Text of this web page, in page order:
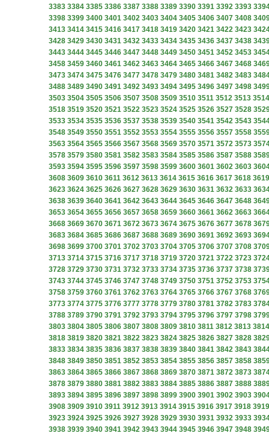
3383 3384 3385 3386 3387 3388 3389 3390 3391 3392 3393
3398 3399 3400 3401 3402 3403 3404 3405 3406 3407 3408
3413 3414 3415 3416 3417 3418 3419 3420 3421 3422 3423
3428 3429 3430 3431 3432 3433 3434 3435 3436 3437 3438
3443 3444 3445 3446 3447 3448 3449 3450 3451 3452 3453
3458 3459 3460 3461 3462 3463 3464 3465 3466 3467 3468
3473 3474 3475 3476 3477 3478 3479 3480 3481 3482 3483
3488 3489 3490 3491 3492 3493 3494 3495 3496 3497 3498
3503 3504 3505 3506 3507 3508 3509 3510 3511 3512 3513 3514
3518 3519 3520 3521 3522 3523 3524 3525 3526 3527 3528
3533 3534 3535 3536 3537 3538 3539 3540 3541 3542 3543
3548 3549 3550 3551 3552 3553 3554 3555 3556 3557 3558
3563 3564 3565 3566 3567 3568 3569 3570 3571 3572 3573
3578 3579 3580 3581 3582 3583 3584 3585 3586 3587 3588
3593 3594 3595 3596 3597 3598 3599 3600 3601 3602 3603
3608 3609 3610 3611 3612 3613 3614 3615 3616 3617 3618 3619
3623 3624 3625 3626 3627 3628 3629 3630 3631 3632 3633
3638 3639 3640 3641 3642 3643 3644 3645 3646 3647 3648
3653 3654 3655 3656 3657 3658 3659 3660 3661 3662 3663
3668 3669 3670 3671 3672 3673 3674 3675 3676 3677 3678
3683 3684 3685 3686 3687 3688 3689 3690 3691 3692 3693
3698 3699 3700 3701 3702 3703 3704 3705 3706 3707 3708
3713 3714 3715 3716 3717 3718 3719 3720 3721 3722 3723
3728 3729 3730 3731 3732 3733 3734 3735 3736 3737 3738
3743 3744 3745 3746 3747 3748 3749 3750 3751 3752 3753
3758 3759 3760 3761 3762 3763 3764 3765 3766 3767 3768
3773 3774 3775 3776 3777 3778 3779 3780 3781 3782 3783
3788 3789 3790 3791 3792 3793 3794 3795 3796 3797 3798
3803 3804 3805 3806 3807 3808 3809 3810 3811 3812 3813 3814
3818 3819 3820 3821 3822 3823 3824 3825 3826 3827 3828
3833 3834 3835 3836 3837 3838 3839 3840 3841 3842 3843
3848 3849 3850 3851 3852 3853 3854 3855 3856 3857 3858
3863 3864 3865 3866 3867 3868 3869 3870 3871 3872 3873
3878 3879 3880 3881 3882 3883 3884 3885 3886 3887 3888
3893 3894 3895 3896 3897 3898 3899 3900 3901 3902 3903
3908 3909 3910 3911 3912 3913 3914 3915 3916 3917 3918 3919
3923 3924 3925 3926 3927 3928 3929 3930 3931 3932 3933
3938 3939 3940 3941 3942 3943 3944 3945 3946 3947 3948